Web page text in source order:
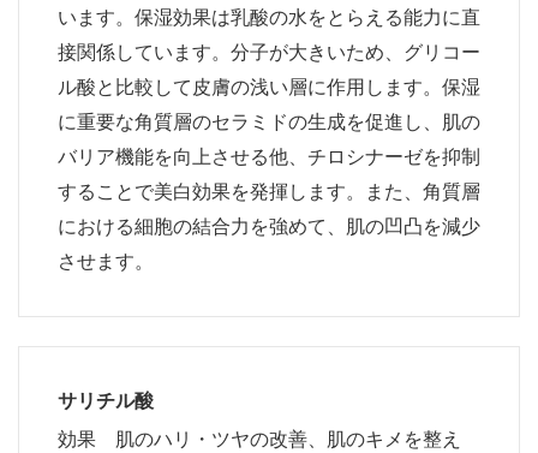
います。保湿効果は乳酸の水をとらえる能力に直
接関係しています。分子が大きいため、グリコー
ル酸と比較して皮膚の浅い層に作用します。保湿
に重要な角質層のセラミドの生成を促進し、肌の
バリア機能を向上させる他、チロシナーゼを抑制
することで美白効果を発揮します。また、角質層
における細胞の結合力を強めて、肌の凹凸を減少
させます。
サリチル酸
効果 肌のハリ・ツヤの改善、肌のキメを整え